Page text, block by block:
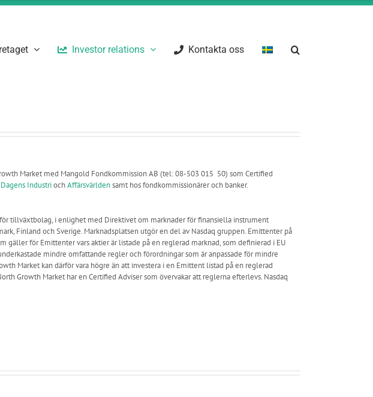
Investor relations Kontakta oss
Market med Mangold Fondkommission AB (tel: 08-503 015 50) som Certified
Dagens IndustriochAffärsvärldensamt hos fondkommissionärer och banker.
tillväxtbolag, i enlighet med Direktivet om marknader för finansiella instrument
Finland och Sverige. Marknadsplatsen utgör en del av Nasdaq gruppen. Emittenter på
gäller för Emittenter vars aktier är listade på en reglerad marknad, som definierad i EU
mindre omfattande regler och förordningar som är anpassade för mindre
Market kan därför vara högre än att investera i en Emittent listad på en reglerad
Growth Market har en Certified Adviser som övervakar att reglerna efterlevs. Nasdaq